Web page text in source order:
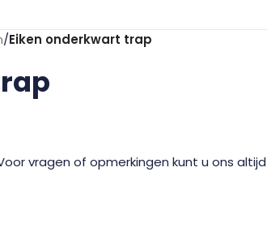
/Eiken onderkwart trap
vragen of opmerkingen kunt u ons altijd